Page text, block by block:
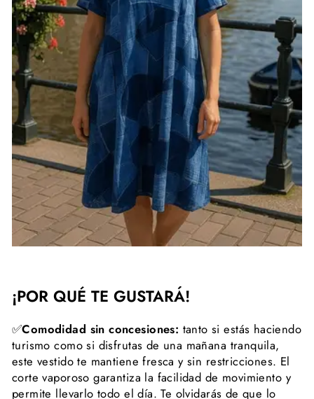
¡POR QUÉ TE GUSTARÁ!
✅Comodidad sin concesiones: tanto si estás haciendo
turismo como si disfrutas de una mañana tranquila,
este vestido te mantiene fresca y sin restricciones. El
corte vaporoso garantiza la facilidad de movimiento y
permite llevarlo todo el día. Te olvidarás de que lo